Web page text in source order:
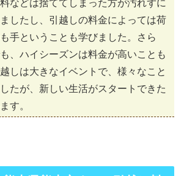
などは捨ててしまった方が汚れずに
したし、引越しの料金によっては荷
手ということも学びました。さら
、ハイシーズンは料金が高いことも
しは大きなイベントで、様々なこと
たが、新しい生活がスタートできた
す。